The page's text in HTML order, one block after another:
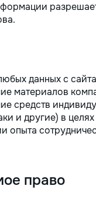
данных с
материалов
средств
и другие) в
опыта
право